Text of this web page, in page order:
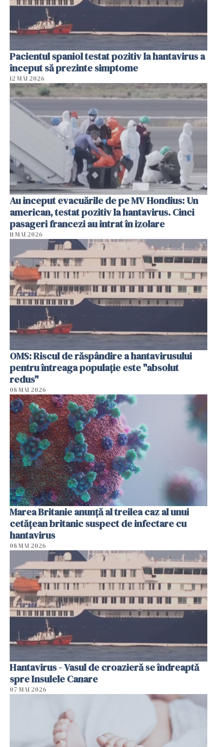
Pacientul spaniol testat pozitiv la hantavirus a
început să prezinte simptome
12 MAI 2026
Au inceput evacuările de pe MV Hondius: Un
american, testat pozitiv la hantavirus. Cinci
pasageri francezi au intrat în izolare
11 MAI 2026
OMS: Riscul de răspândire a hantavirusului
pentru întreaga populaţie este "absolut
redus"
08 MAI 2026
Marea Britanie anunţă al treilea caz al unui
cetăţean britanic suspect de infectare cu
hantavirus
08 MAI 2026
Hantavirus - Vasul de croazieră se îndreaptă
spre Insulele Canare
07 MAI 2026